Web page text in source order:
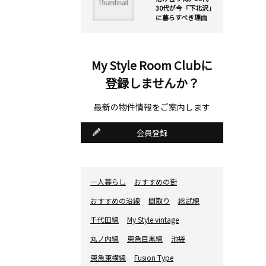
30代が今「下北沢」
に暮らすべき理由
My Style Room Clubに
登録しませんか？
最新の物件情報をご案内します
会員登録
一人暮らし
おすすめの街
おすすめの沿線
間取り
総武線
千代田線
My Style vintage
丸ノ内線
東急目黒線
池袋
東急東横線
Fusion Type